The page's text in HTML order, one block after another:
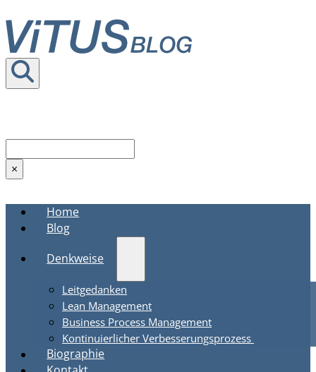
×
Home
Blog
Denkweise
Leitgedanken
Lean Management
Business Process Management
Kontinuierlicher Verbesserungsprozess
Biographie